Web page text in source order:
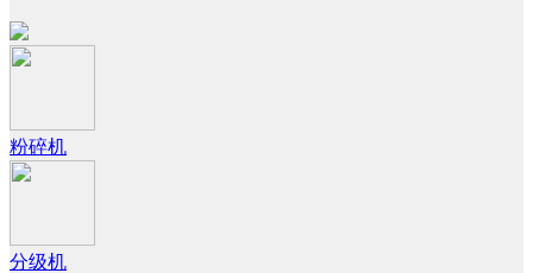
粉碎机
分级机